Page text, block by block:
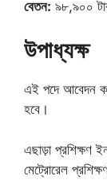
বেতন: ৯৮,৯০০
উপাধ্যক্ষ
এই পদে আবেদন
হবে।
এছাড়া প্রশিক্ষণ
মেট্রোরেল